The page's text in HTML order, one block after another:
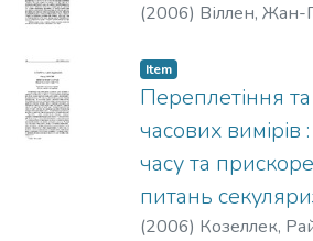
(2006) Віллен, Жан-
Item
Переплетіння
часових вимірів
часу та
питань
(2006) Козеллек,